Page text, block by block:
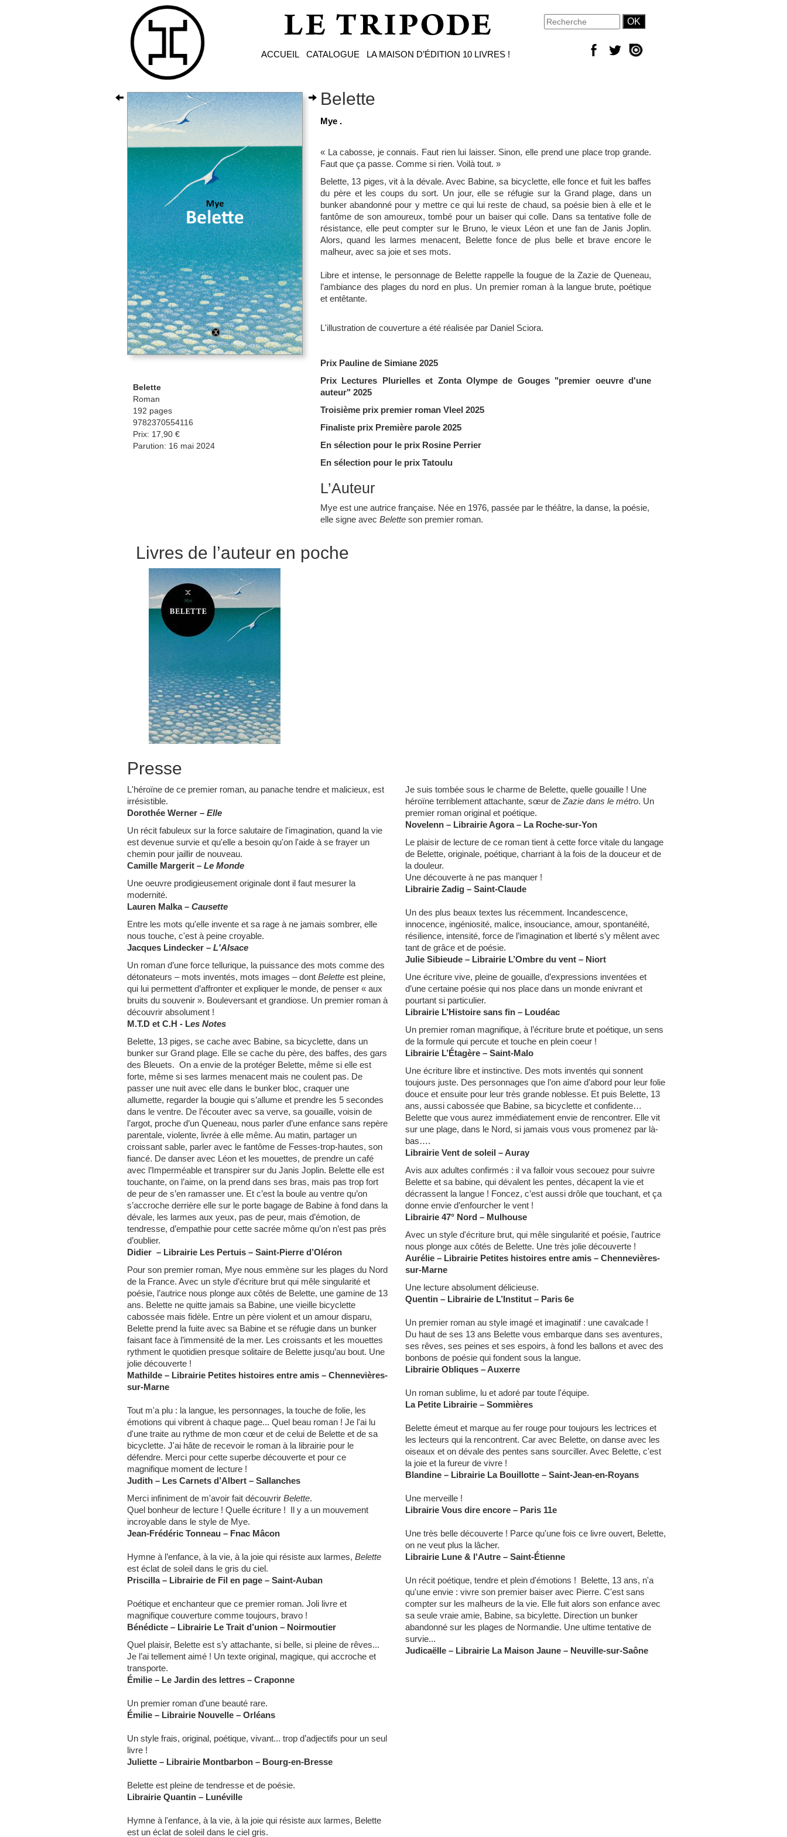
ACCUEIL CATALOGUE LA MAISON D’ÉDITION 10 LIVRES !
Belette
Roman
192 pages
9782370554116
Prix: 17,90 €
Parution: 16 mai 2024
Belette
Mye .
« La cabosse, je connais. Faut rien lui laisser. Sinon, elle prend une place trop grande.
Faut que ça passe. Comme si rien. Voilà tout. »
Belette, 13 piges, vit à la dévale. Avec Babine, sa bicyclette, elle fonce et fuit les baffes
du père et les coups du sort. Un jour, elle se réfugie sur la Grand plage, dans un
bunker abandonné pour y mettre ce qui lui reste de chaud, sa poésie bien à elle et le
fantôme de son amoureux, tombé pour un baiser qui colle. Dans sa tentative folle de
résistance, elle peut compter sur le Bruno, le vieux Léon et une fan de Janis Joplin.
Alors, quand les larmes menacent, Belette fonce de plus belle et brave encore le
malheur, avec sa joie et ses mots.
Libre et intense, le personnage de Belette rappelle la fougue de la Zazie de Queneau,
l’ambiance des plages du nord en plus. Un premier roman à la langue brute, poétique
et entêtante.
L'illustration de couverture a été réalisée par Daniel Sciora.
Prix Pauline de Simiane 2025
Prix Lectures Plurielles et Zonta Olympe de Gouges "premier oeuvre d'une
auteur" 2025
Troisième prix premier roman Vleel 2025
Finaliste prix Première parole 2025
En sélection pour le prix Rosine Perrier
En sélection pour le prix Tatoulu
L’Auteur
Mye est une autrice française. Née en 1976, passée par le théâtre, la danse, la poésie,
elle signe avec Belette son premier roman.
Livres de l’auteur en poche
Presse
L'héroïne de ce premier roman, au panache tendre et malicieux, est
irrésistible.
Dorothée Werner – Elle
Un récit fabuleux sur la force salutaire de l'imagination, quand la vie
est devenue survie et qu'elle a besoin qu'on l'aide à se frayer un
chemin pour jaillir de nouveau.
Camille Margerit – Le Monde
Une oeuvre prodigieusement originale dont il faut mesurer la
modernité.
Lauren Malka – Causette
Entre les mots qu'elle invente et sa rage à ne jamais sombrer, elle
nous touche, c'est à peine croyable.
Jacques Lindecker – L'Alsace
Un roman d’une force tellurique, la puissance des mots comme des
détonateurs – mots inventés, mots images – dont Belette est pleine,
qui lui permettent d’affronter et expliquer le monde, de penser « aux
bruits du souvenir ». Bouleversant et grandiose. Un premier roman à
découvrir absolument !
M.T.D et C.H - Les Notes
Belette, 13 piges, se cache avec Babine, sa bicyclette, dans un
bunker sur Grand plage. Elle se cache du père, des baffes, des gars
des Bleuets. On a envie de la protéger Belette, même si elle est
forte, même si ses larmes menacent mais ne coulent pas. De
passer une nuit avec elle dans le bunker bloc, craquer une
allumette, regarder la bougie qui s’allume et prendre les 5 secondes
dans le ventre. De l’écouter avec sa verve, sa gouaille, voisin de
l’argot, proche d’un Queneau, nous parler d’une enfance sans repère
parentale, violente, livrée à elle même. Au matin, partager un
croissant sable, parler avec le fantôme de Fesses-trop-hautes, son
fiancé. De danser avec Léon et les mouettes, de prendre un café
avec l’Imperméable et transpirer sur du Janis Joplin. Belette elle est
touchante, on l’aime, on la prend dans ses bras, mais pas trop fort
de peur de s’en ramasser une. Et c’est la boule au ventre qu’on
s’accroche derrière elle sur le porte bagage de Babine à fond dans la
dévale, les larmes aux yeux, pas de peur, mais d’émotion, de
tendresse, d’empathie pour cette sacrée môme qu’on n’est pas près
d’oublier.
Didier – Librairie Les Pertuis – Saint-Pierre d’Oléron
Pour son premier roman, Mye nous emmène sur les plages du Nord
de la France. Avec un style d’écriture brut qui mêle singularité et
poésie, l’autrice nous plonge aux côtés de Belette, une gamine de 13
ans. Belette ne quitte jamais sa Babine, une vieille bicyclette
cabossée mais fidèle. Entre un père violent et un amour disparu,
Belette prend la fuite avec sa Babine et se réfugie dans un bunker
faisant face à l’immensité de la mer. Les croissants et les mouettes
rythment le quotidien presque solitaire de Belette jusqu’au bout. Une
jolie découverte !
Mathilde – Librairie Petites histoires entre amis – Chennevières-
sur-Marne
Tout m'a plu : la langue, les personnages, la touche de folie, les
émotions qui vibrent à chaque page... Quel beau roman ! Je l'ai lu
d'une traite au rythme de mon cœur et de celui de Belette et de sa
bicyclette. J'ai hâte de recevoir le roman à la librairie pour le
défendre. Merci pour cette superbe découverte et pour ce
magnifique moment de lecture !
Judith – Les Carnets d’Albert – Sallanches
Merci infiniment de m'avoir fait découvrir Belette.
Quel bonheur de lecture ! Quelle écriture ! Il y a un mouvement
incroyable dans le style de Mye.
Jean-Frédéric Tonneau – Fnac Mâcon
Hymne à l’enfance, à la vie, à la joie qui résiste aux larmes, Belette
est éclat de soleil dans le gris du ciel.
Priscilla – Librairie de Fil en page – Saint-Auban
Poétique et enchanteur que ce premier roman. Joli livre et
magnifique couverture comme toujours, bravo !
Bénédicte – Librairie Le Trait d’union – Noirmoutier
Quel plaisir, Belette est s’y attachante, si belle, si pleine de rêves...
Je l’ai tellement aimé ! Un texte original, magique, qui accroche et
transporte.
Émilie – Le Jardin des lettres – Craponne
Un premier roman d’une beauté rare.
Émilie – Librairie Nouvelle – Orléans
Un style frais, original, poétique, vivant... trop d’adjectifs pour un seul
livre !
Juliette – Librairie Montbarbon – Bourg-en-Bresse
Belette est pleine de tendresse et de poésie.
Librairie Quantin – Lunéville
Hymne à l'enfance, à la vie, à la joie qui résiste aux larmes, Belette
est un éclat de soleil dans le ciel gris.
Je suis tombée sous le charme de Belette, quelle gouaille ! Une
héroïne terriblement attachante, sœur de Zazie dans le métro. Un
premier roman original et poétique.
Novelenn – Librairie Agora – La Roche-sur-Yon
Le plaisir de lecture de ce roman tient à cette force vitale du langage
de Belette, originale, poétique, charriant à la fois de la douceur et de
la douleur.
Une découverte à ne pas manquer !
Librairie Zadig – Saint-Claude
Un des plus beaux textes lus récemment. Incandescence,
innocence, ingéniosité, malice, insouciance, amour, spontanéité,
résilience, intensité, force de l’imagination et liberté s’y mêlent avec
tant de grâce et de poésie.
Julie Sibieude – Librairie L’Ombre du vent – Niort
Une écriture vive, pleine de gouaille, d’expressions inventées et
d’une certaine poésie qui nos place dans un monde enivrant et
pourtant si particulier.
Librairie L’Histoire sans fin – Loudéac
Un premier roman magnifique, à l’écriture brute et poétique, un sens
de la formule qui percute et touche en plein coeur !
Librairie L’Étagère – Saint-Malo
Une écriture libre et instinctive. Des mots inventés qui sonnent
toujours juste. Des personnages que l’on aime d’abord pour leur folie
douce et ensuite pour leur très grande noblesse. Et puis Belette, 13
ans, aussi cabossée que Babine, sa bicyclette et confidente…
Belette que vous aurez immédiatement envie de rencontrer. Elle vit
sur une plage, dans le Nord, si jamais vous vous promenez par là-
bas….
Librairie Vent de soleil – Auray
Avis aux adultes confirmés : il va falloir vous secouez pour suivre
Belette et sa babine, qui dévalent les pentes, décapent la vie et
décrassent la langue ! Foncez, c’est aussi drôle que touchant, et ça
donne envie d’enfourcher le vent !
Librairie 47° Nord – Mulhouse
Avec un style d'écriture brut, qui mêle singularité et poésie, l'autrice
nous plonge aux côtés de Belette. Une très jolie découverte !
Aurélie – Librairie Petites histoires entre amis – Chennevières-
sur-Marne
Une lecture absolument délicieuse.
Quentin – Librairie de L’Institut – Paris 6e
Un premier roman au style imagé et imaginatif : une cavalcade !
Du haut de ses 13 ans Belette vous embarque dans ses aventures,
ses rêves, ses peines et ses espoirs, à fond les ballons et avec des
bonbons de poésie qui fondent sous la langue.
Librairie Obliques – Auxerre
Un roman sublime, lu et adoré par toute l'équipe.
La Petite Librairie – Sommières
Belette émeut et marque au fer rouge pour toujours les lectrices et
les lecteurs qui la rencontrent. Car avec Belette, on danse avec les
oiseaux et on dévale des pentes sans sourciller. Avec Belette, c'est
la joie et la fureur de vivre !
Blandine – Librairie La Bouillotte – Saint-Jean-en-Royans
Une merveille !
Librairie Vous dire encore – Paris 11e
Une très belle découverte ! Parce qu'une fois ce livre ouvert, Belette,
on ne veut plus la lâcher.
Librairie Lune & l'Autre – Saint-Étienne
Un récit poétique, tendre et plein d'émotions ! Belette, 13 ans, n'a
qu'une envie : vivre son premier baiser avec Pierre. C'est sans
compter sur les malheurs de la vie. Elle fuit alors son enfance avec
sa seule vraie amie, Babine, sa bicylette. Direction un bunker
abandonné sur les plages de Normandie. Une ultime tentative de
survie...
Judicaëlle – Librairie La Maison Jaune – Neuville-sur-Saône